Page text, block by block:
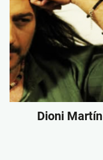
Dioni Martín